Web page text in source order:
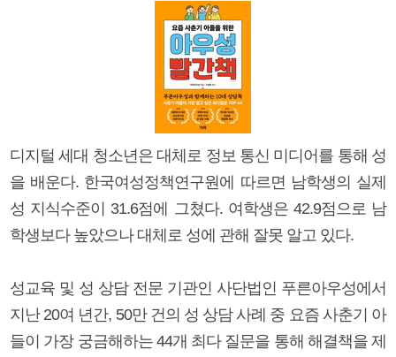
디지털 세대 청소년은 대체로 정보 통신 미디어를 통해 성
을 배운다. 한국여성정책연구원에 따르면 남학생의 실제
성 지식수준이 31.6점에 그쳤다. 여학생은 42.9점으로 남
학생보다 높았으나 대체로 성에 관해 잘못 알고 있다.
성교육 및 성 상담 전문 기관인 사단법인 푸른아우성에서
지난 20여 년간, 50만 건의 성 상담 사례 중 요즘 사춘기 아
들이 가장 궁금해하는 44개 최다 질문을 통해 해결책을 제